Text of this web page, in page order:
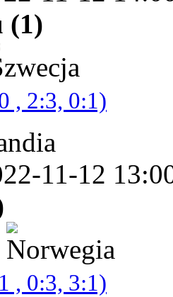
(1)
, 2:3, 0:1)
11-12
, 0:3, 3:1)